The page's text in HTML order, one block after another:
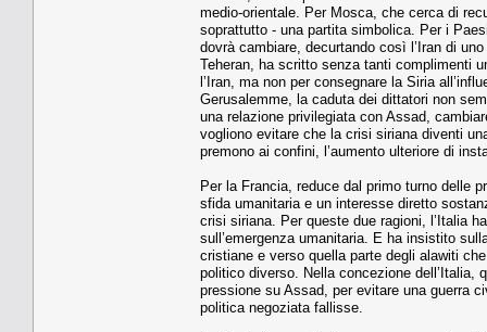
medio-orientale. Per Mosca, che cerca di
soprattutto - una partita simbolica. Per i
dovrà cambiare, decurtando così l’Iran di
Teheran, ha scritto senza tanti complimenti
l’Iran, ma non per consegnare la Siria
Gerusalemme, la caduta dei dittatori non
una relazione privilegiata con Assad,
vogliono evitare che la crisi siriana diventi
premono ai confini, l’aumento ulteriore di
Per la Francia, reduce dal primo turno delle
sfida umanitaria e un interesse diretto
crisi siriana. Per queste due ragioni, l’Italia
sull’emergenza umanitaria. E ha insistito
cristiane e verso quella parte degli alawiti
politico diverso. Nella concezione dell’Italia,
pressione su Assad, per evitare una guerra
politica negoziata fallisse.